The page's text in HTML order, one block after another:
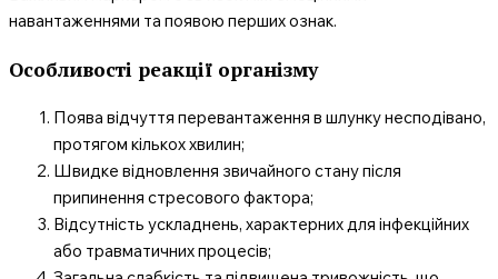
навантаженнями та появою перших ознак.
Особливості реакції організму
Поява відчуття перевантаження в шлунку несподівано,
протягом кількох хвилин;
Швидке відновлення звичайного стану після
припинення стресового фактора;
Відсутність ускладнень, характерних для інфекційних
або травматичних процесів;